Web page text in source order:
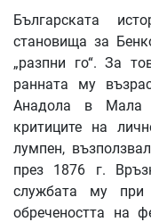
Българската
становища за
„разпни го“. За
ранната му
Анадола в Мала
критиците на
лумпен,
през 1876 г.
службата му
обречеността на